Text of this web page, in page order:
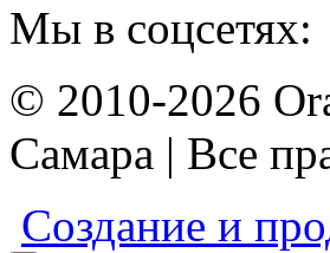
Мы в соцсетях:
© 2010-2026
Самара | Все
Создание и